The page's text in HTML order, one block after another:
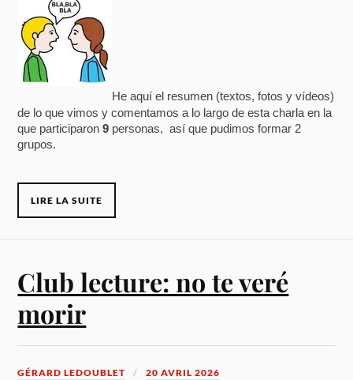
He aquí el resumen (textos, fotos y vídeos)
de lo que vimos y comentamos a lo largo de esta charla en la
que participaron9 personas, así que pudimos formar 2
grupos.
LIRE LA SUITE
Club lecture: no te veré
morir
GÉRARD LEDOUBLET 20 AVRIL 2026